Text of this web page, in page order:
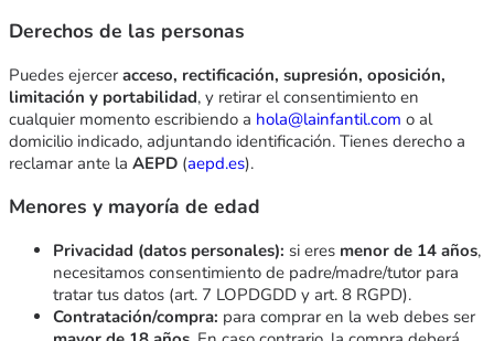
Derechos de las personas
Puedes ejercer acceso, rectificación, supresión, oposición,
limitación y portabilidad, y retirar el consentimiento en
cualquier momento escribiendo a hola@lainfantil.com o al
domicilio indicado, adjuntando identificación. Tienes derecho a
reclamar ante la AEPD (aepd.es).
Menores y mayoría de edad
Privacidad (datos personales): si eres menor de 14 años,
necesitamos consentimiento de padre/madre/tutor para
tratar tus datos (art. 7 LOPDGDD y art. 8 RGPD).
Contratación/compra: para comprar en la web debes ser